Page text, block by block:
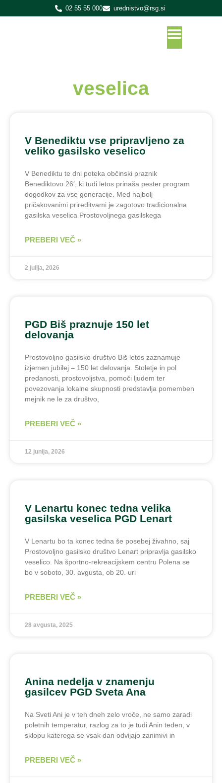
02 55 55 000 urednistvo@rsg.si
veselica
V Benediktu vse pripravljeno za
veliko gasilsko veselico
V Benediktu te dni poteka občinski praznik
Benediktovo 26′, ki tudi letos prinaša pester program
dogodkov za vse generacije. Med najbolj
pričakovanimi prireditvami je zagotovo tradicionalna
gasilska veselica Prostovoljnega gasilskega
PREBERI VEČ »
2 julija, 2026
PGD Biš praznuje 150 let
delovanja
Prostovoljno gasilsko društvo Biš letos zaznamuje
izjemen jubilej – 150 let delovanja. Stoletje in pol
predanosti, prostovoljstva, pomoči ljudem ter
povezovanja lokalne skupnosti predstavlja pomemben
mejnik ne le za društvo,
PREBERI VEČ »
12 junija, 2026
V Lenartu konec tedna velika
gasilska veselica PGD Lenart
V Lenartu bo ta konec tedna še posebej živahno, saj
Prostovoljno gasilsko društvo Lenart pripravlja gasilsko
veselico. Na športno-rekreacijskem centru Polena se
bo v soboto, 30. avgusta, ob 20. uri
PREBERI VEČ »
28 avgusta, 2025
Anina nedelja v znamenju
gasilcev PGD Sveta Ana
Na Sveti Ani je v teh dneh zelo vroče, ne samo zaradi
poletnih temperatur, razlog za to je tudi Anin teden, v
sklopu katerega se vsak dan odvijajo zanimivi in
PREBERI VEČ »